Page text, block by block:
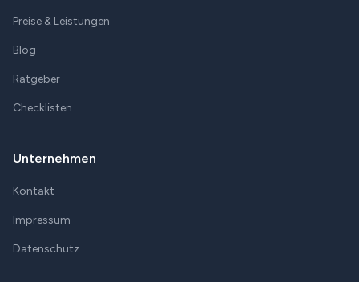
Preise & Leistungen
Blog
Ratgeber
Checklisten
Unternehmen
Kontakt
Impressum
Datenschutz